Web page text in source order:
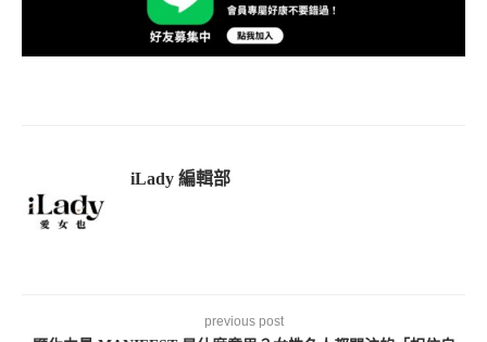
iLady 編輯部
previous post